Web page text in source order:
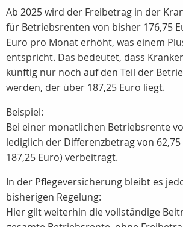
Ab 2025 wird der Freibetrag in der
für Betriebsrenten von bisher 176,75
Euro pro Monat erhöht, was einem
entspricht. Das bedeutet, dass
künftig nur noch auf den Teil der
werden, der über 187,25 Euro liegt.
Beispiel:
Bei einer monatlichen Betriebsrente
lediglich der Differenzbetrag von 62,75
187,25 Euro) verbeitragt.
In der Pflegeversicherung bleibt es
bisherigen Regelung:
Hier gilt weiterhin die vollständige